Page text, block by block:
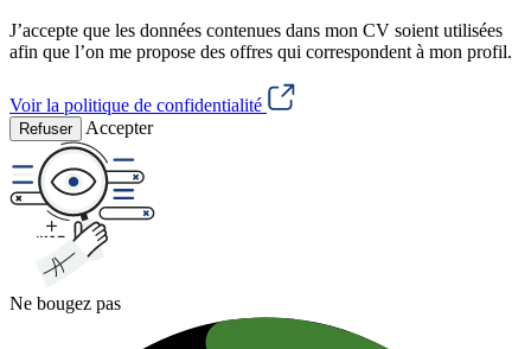
J’accepte que les données contenues dans mon CV soient utilisées
afin que l’on me propose des offres qui correspondent à mon profil.
Voir la politique de confidentialité
Refuser Accepter
Ne bougez pas